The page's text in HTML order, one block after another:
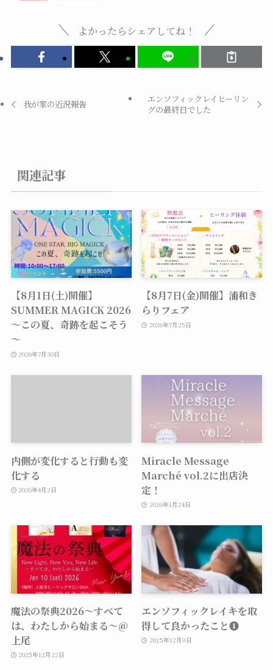
よかったらシェアしてね！
我が家の近況報告
エンソフィックレイヒーリン
グの最終日でした
関連記事
【8月1日(土)開催】
SUMMER MAGICK 2026
～この夏、奇跡を起こそう
～
2026年7月30日
【8月7日(金)開催】浦和き
らりフェア
2026年7月25日
内側が変化すると行動も変
化する
2026年4月2日
Miracle Message
Marché vol.2に出店決
定！
2026年1月24日
魔法の祭典2026〜すべて
は、わたしから始まる〜@
上尾
2025年12月22日
エンソフィックレイキを取
得して良かったこと❶
2025年12月9日